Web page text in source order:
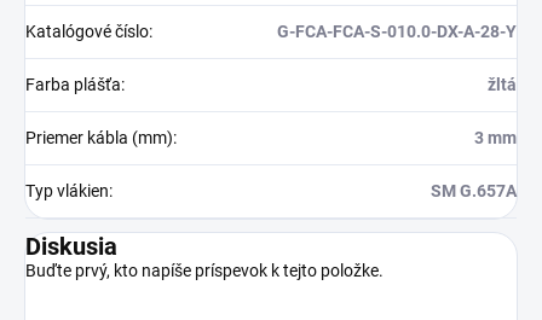
Katalógové číslo: G-FCA-FCA-S-010.0-DX-A-28-Y
Farba plášťa: žltá
Priemer kábla (mm): 3 mm
Typ vlákien: SM G.657A
Diskusia
Buďte prvý, kto napíše príspevok k tejto položke.